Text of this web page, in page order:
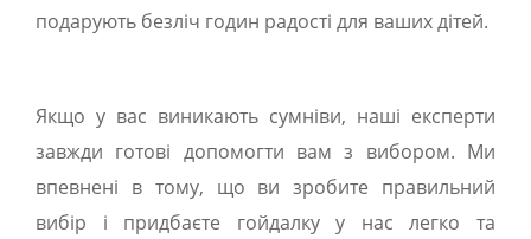
подарують безліч годин радості для ваших дітей.
Якщо у вас виникають сумніви, наші експерти
завжди готові допомогти вам з вибором. Ми
впевнені в тому, що ви зробите правильний
вибір і придбаєте гойдалку у нас легко та